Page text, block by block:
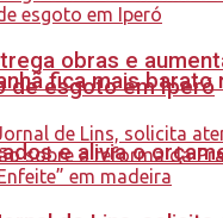
fica mais barato
e alivia o
obras e
de esgoto em Iperó